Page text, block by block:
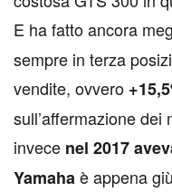
E ha fatto ancora
sempre in terza
vendite, ovvero
sull’affermazione
invece nel 2017
Yamahaè appena